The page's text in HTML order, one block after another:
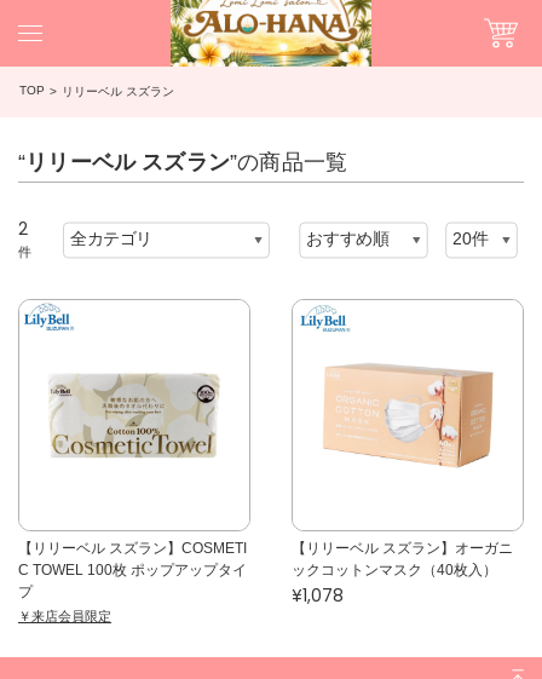
TOP リリーベル スズラン
“ リリーベル スズラン”の商品一覧
2
件
【リリーベル スズラン】COSMETI
C TOWEL 100枚 ポップアップタイ
プ
￥来店会員限定
【リリーベル スズラン】オーガニ
ックコットンマスク（40枚入）
¥1,078